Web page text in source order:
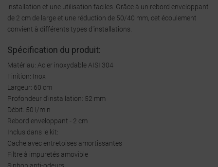
installation et une utilisation faciles. Grâce à un rebord enveloppant
de 2 cm de large et une réduction de 50/40 mm, cet écoulement
convient à différents types d'installations.
Spécification du produit:
Matériau: Acier inoxydable AISI 304
Finition: Inox
Largeur: 60 cm
Profondeur d'installation: 52 mm
Débit: 50 l/min
Rebord enveloppant - 2 cm
Inclus dans le kit:
Cache avec entretoises amortissantes
Filtre à impuretés amovible
Siphon anti-odeurs